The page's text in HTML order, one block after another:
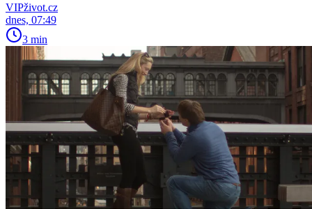
VIPživot.cz
dnes, 07:49
3 min